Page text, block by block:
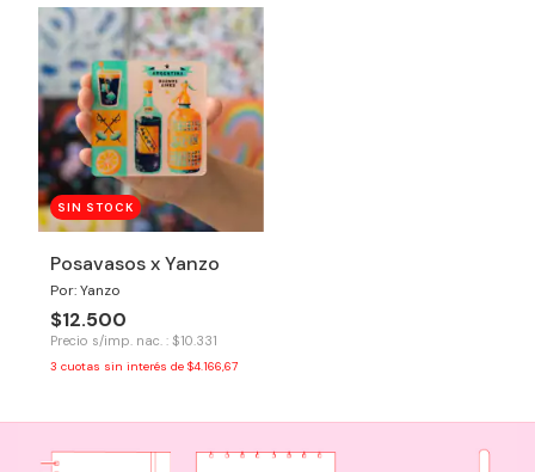
SIN STOCK
Posavasos x Yanzo
Por: Yanzo
$12.500
Precio s/imp. nac. : $10.331
3 cuotas sin interés de $4.166,67